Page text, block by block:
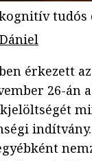
tudós
érkezett
26-án